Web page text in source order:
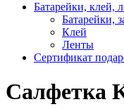
Батарейки, клей,
Батарейки,
Клей
Ленты
Сертификат
Салфетка